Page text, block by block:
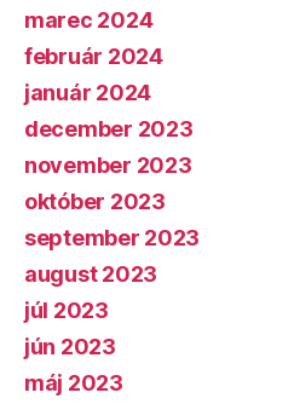
marec 2024
február 2024
január 2024
december 2023
november 2023
október 2023
september 2023
august 2023
júl 2023
jún 2023
máj 2023